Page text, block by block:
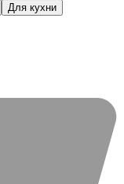
Для кухни